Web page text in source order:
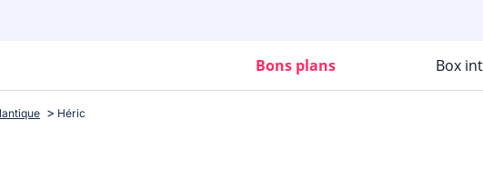
Bons plans Box
Héric